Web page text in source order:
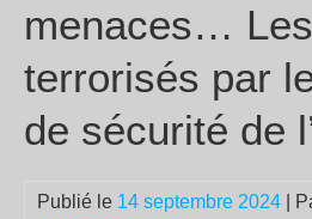
menaces…
terrorisés par
de sécurité de
Publié le 14 septembre 2024 |